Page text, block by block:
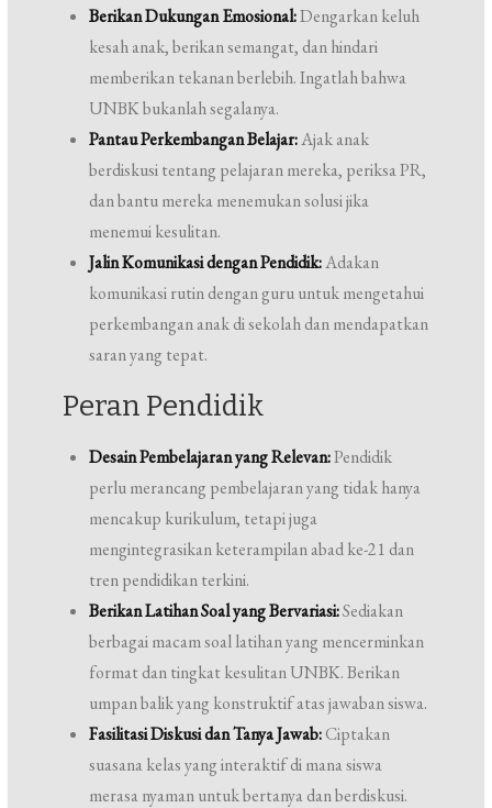
Berikan Dukungan Emosional:Dengarkan keluh
kesah anak, berikan semangat, dan hindari
memberikan tekanan berlebih. Ingatlah bahwa
UNBK bukanlah segalanya.
Pantau Perkembangan Belajar:Ajak anak
berdiskusi tentang pelajaran mereka, periksa PR,
dan bantu mereka menemukan solusi jika
menemui kesulitan.
Jalin Komunikasi dengan Pendidik:Adakan
komunikasi rutin dengan guru untuk mengetahui
perkembangan anak di sekolah dan mendapatkan
saran yang tepat.
Peran Pendidik
Desain Pembelajaran yang Relevan:Pendidik
perlu merancang pembelajaran yang tidak hanya
mencakup kurikulum, tetapi juga
mengintegrasikan keterampilan abad ke-21 dan
tren pendidikan terkini.
Berikan Latihan Soal yang Bervariasi:Sediakan
berbagai macam soal latihan yang mencerminkan
format dan tingkat kesulitan UNBK. Berikan
umpan balik yang konstruktif atas jawaban siswa.
Fasilitasi Diskusi dan Tanya Jawab:Ciptakan
suasana kelas yang interaktif di mana siswa
merasa nyaman untuk bertanya dan berdiskusi.